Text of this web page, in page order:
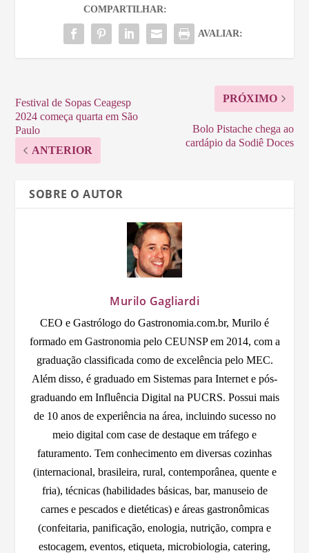
COMPARTILHAR:
AVALIAR:
Festival de Sopas Ceagesp
2024 começa quarta em São
Paulo
ANTERIOR
PRÓXIMO
Bolo Pistache chega ao
cardápio da Sodiê Doces
SOBRE O AUTOR
Murilo Gagliardi
CEO e Gastrólogo do Gastronomia.com.br, Murilo é
formado em Gastronomia pelo CEUNSP em 2014, com a
graduação classificada como de excelência pelo MEC.
Além disso, é graduado em Sistemas para Internet e pós-
graduando em Influência Digital na PUCRS. Possui mais
de 10 anos de experiência na área, incluindo sucesso no
meio digital com case de destaque em tráfego e
faturamento. Tem conhecimento em diversas cozinhas
(internacional, brasileira, rural, contemporânea, quente e
fria), técnicas (habilidades básicas, bar, manuseio de
carnes e pescados e dietéticas) e áreas gastronômicas
(confeitaria, panificação, enologia, nutrição, compra e
estocagem, eventos, etiqueta, microbiologia, catering,